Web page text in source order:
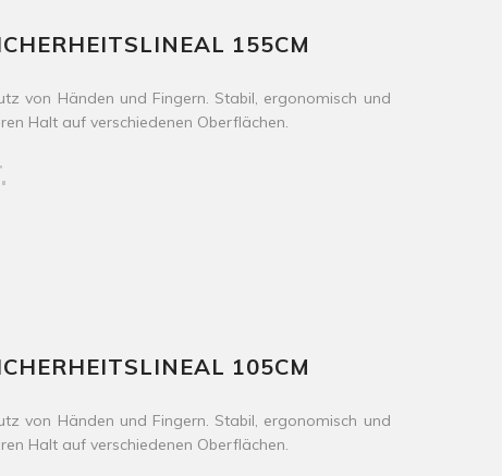
155CM
von Händen und Fingern. Stabil, ergonomisch und
Halt auf verschiedenen Oberflächen.
105CM
von Händen und Fingern. Stabil, ergonomisch und
Halt auf verschiedenen Oberflächen.